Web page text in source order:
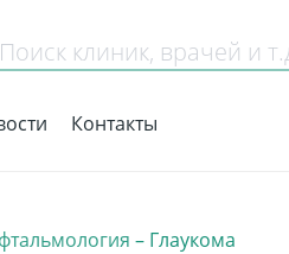
Контакты
–Глаукома